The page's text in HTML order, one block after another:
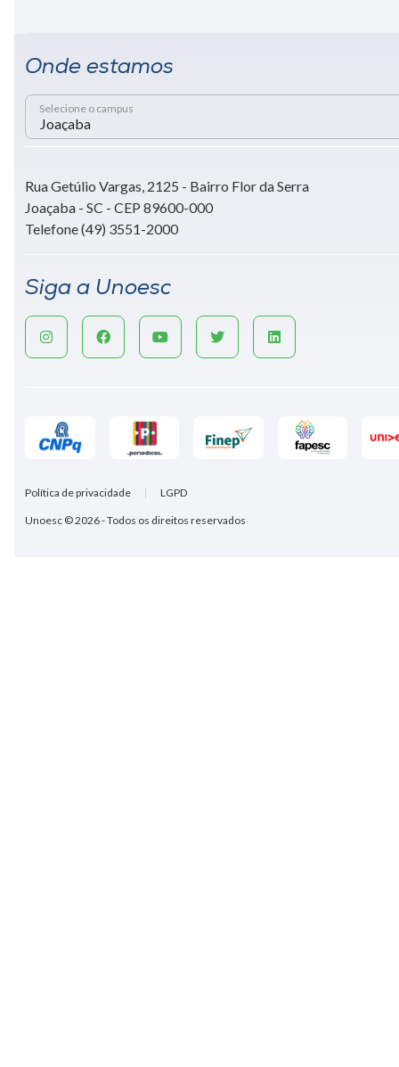
Onde estamos
Selecione o campus
Rua Getúlio Vargas, 2125 - Bairro Flor da Serra
Joaçaba - SC - CEP 89600-000
Telefone (49) 3551-2000
Siga a Unoesc
Unoesc © 2026 - Todos os direitos reservados
Política de privacidade LGPD